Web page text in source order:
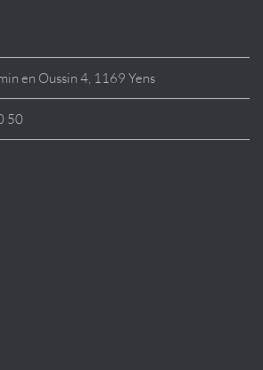
en Oussin 4, 1169 Yens
50